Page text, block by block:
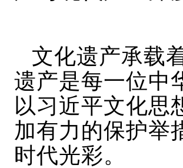
文化遗产承载
遗产是每一位中
以习近平文化思
加有力的保护举
时代光彩。